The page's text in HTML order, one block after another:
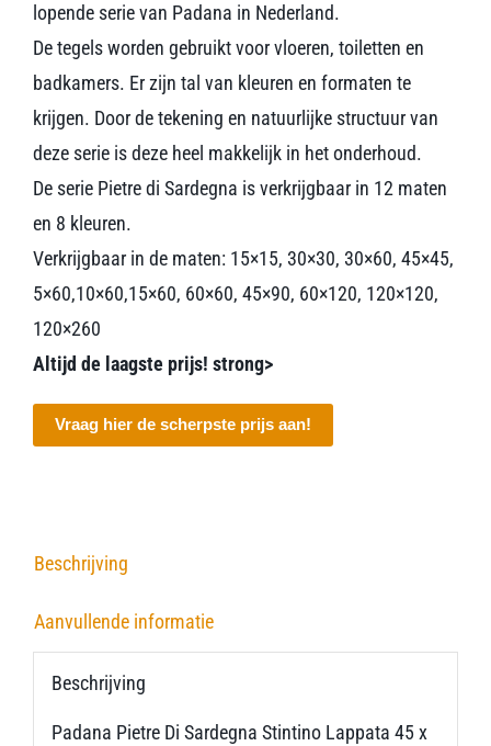
lopende serie van Padana in Nederland.
De tegels worden gebruikt voor vloeren, toiletten en
badkamers. Er zijn tal van kleuren en formaten te
krijgen. Door de tekening en natuurlijke structuur van
deze serie is deze heel makkelijk in het onderhoud.
De serie Pietre di Sardegna is verkrijgbaar in 12 maten
en 8 kleuren.
Verkrijgbaar in de maten: 15×15, 30×30, 30×60, 45×45,
5×60,10×60,15×60, 60×60, 45×90, 60×120, 120×120,
120×260
Altijd de laagste prijs! strong>
Vraag hier de scherpste prijs aan!
Beschrijving
Aanvullende informatie
Beschrijving
Padana Pietre Di Sardegna Stintino Lappata 45 x